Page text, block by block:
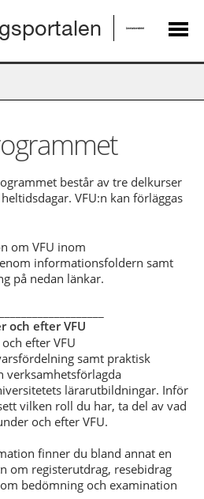
består av tre delkurser
VFU:n kan förläggas
om VFU inom
informationsfoldern samt
på nedan länkar.
och efter VFU
efter VFU
samt praktisk
verksamhetsförlagda
lärarutbildningar. Inför
vilken roll du har, ta del av vad
och efter VFU.
finner du bland annat en
om registerutdrag, resebidrag
bedömning och examination